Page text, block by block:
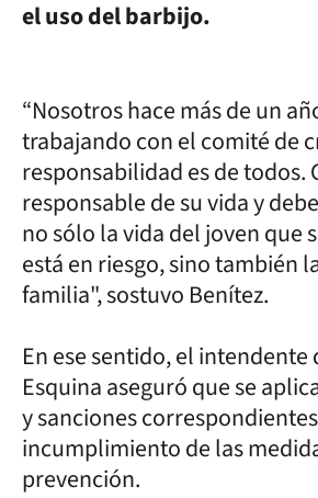
el uso del barbijo.
“Nosotros hace más de un
trabajando con el comité de
responsabilidad es de todos.
responsable de su vida y
no sólo la vida del joven que
está en riesgo, sino también
familia", sostuvo Benítez.
En ese sentido, el intendente
Esquina aseguró que se
y sanciones
incumplimiento de las
prevención.